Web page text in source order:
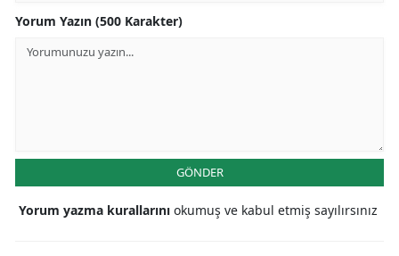
Yorum Yazın (500 Karakter)
GÖNDER
Yorum yazma kurallarını okumuş ve kabul etmiş sayılırsınız